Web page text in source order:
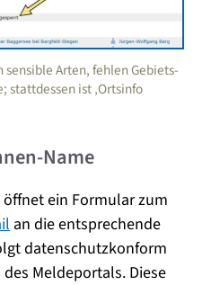
Arten, fehlen Gebiets-
stattdessen ist ‚Ortsinfo
Name
ein Formular zum
an die entsprechende
datenschutzkonform
Meldeportals. Diese